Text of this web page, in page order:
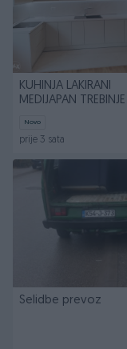
KUHINJA LAKIRANI
MEDIJAPAN TREBINJE
Novo
prije 3 sata
Selidbe prevoz